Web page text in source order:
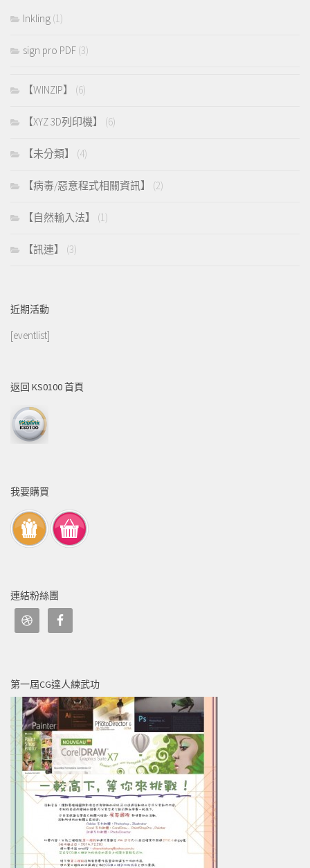
Inkling (1)
sign pro PDF (3)
【WINZIP】 (6)
【XYZ 3D列印機】 (6)
【未分類】 (4)
【病毒/惡意程式相關資訊】 (2)
【自然輸入法】 (1)
【訊連】 (3)
近期活動
[eventlist]
返回 KS0100 首頁
我要購買
連結粉絲團
第一屆CG達人練武功